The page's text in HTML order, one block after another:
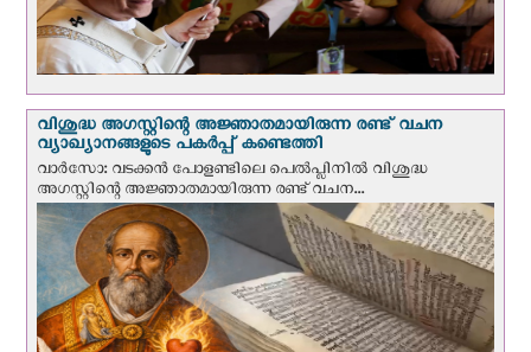
വിശുദ്ധ അഗസ്റ്റിന്റെ അജ്ഞാതമായിരുന്ന രണ്ട് വചന
വ്യാഖ്യാനങ്ങളുടെ പകര്‍പ്പ് കണ്ടെത്തി
വാര്‍സോ: വടക്കൻ പോളണ്ടിലെ പെൽപ്ലിനില്‍ വിശുദ്ധ
അഗസ്റ്റിന്റെ അജ്ഞാതമായിരുന്ന രണ്ട് വചന...